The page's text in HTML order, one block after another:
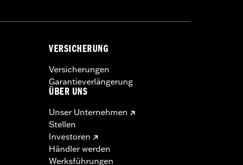
VERSICHERUNG
Versicherungen
Garantieverlängerung
ÜBER UNS
Unser Unternehmen
Stellen
Investoren
Händler werden
Werksführungen